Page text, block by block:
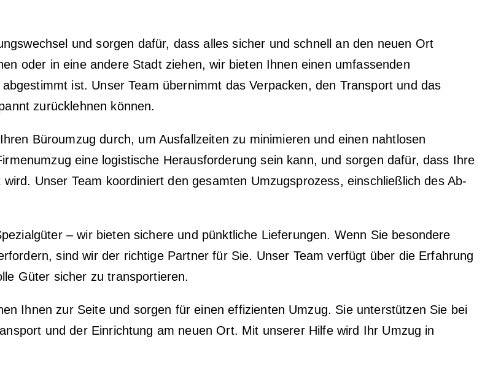
und sorgen dafür, dass alles sicher und schnell an den neuen Ort
oder in eine andere Stadt ziehen, wir bieten Ihnen einen umfassenden
ist. Unser Team übernimmt das Verpacken, den Transport und das
zurücklehnen können.
Büroumzug durch, um Ausfallzeiten zu minimieren und einen nahtlosen
eine logistische Herausforderung sein kann, und sorgen dafür, dass Ihre
Unser Team koordiniert den gesamten Umzugsprozess, einschließlich des Ab-
– wir bieten sichere und pünktliche Lieferungen. Wenn Sie besondere
sind wir der richtige Partner für Sie. Unser Team verfügt über die Erfahrung
Güter sicher zu transportieren.
Ihnen zur Seite und sorgen für einen effizienten Umzug. Sie unterstützen Sie bei
und der Einrichtung am neuen Ort. Mit unserer Hilfe wird Ihr Umzug in